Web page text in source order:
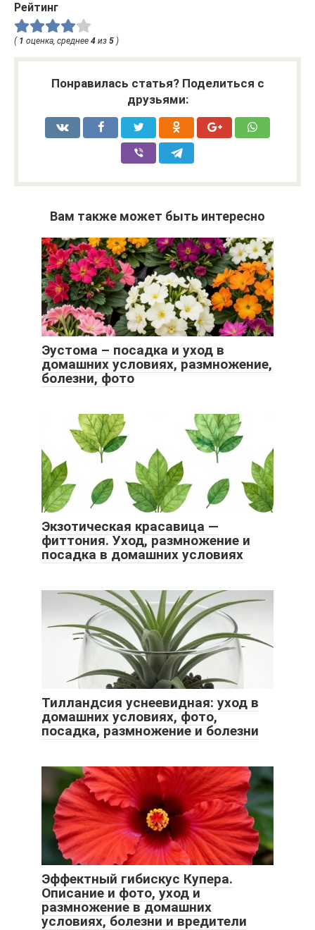
Рейтинг
( 1 оценка, среднее 4 из 5 )
Понравилась статья? Поделиться с
друзьями:
Вам также может быть интересно
Эустома – посадка и уход в
домашних условиях, размножение,
болезни, фото
Экзотическая красавица —
фиттония. Уход, размножение и
посадка в домашних условиях
Тилландсия уснеевидная: уход в
домашних условиях, фото,
посадка, размножение и болезни
Эффектный гибискус Купера.
Описание и фото, уход и
размножение в домашних
условиях, болезни и вредители